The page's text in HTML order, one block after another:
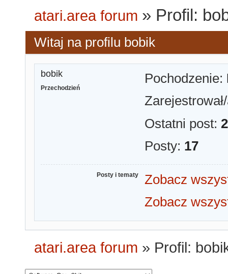
atari.area forum » Profil:
Witaj na profilu bobik
bobik
Przechodzień
Pochodzenie:
Ostatni post:
Posty: 17
Posty i tematy
Zobacz
Zobacz
atari.area forum » Profil: